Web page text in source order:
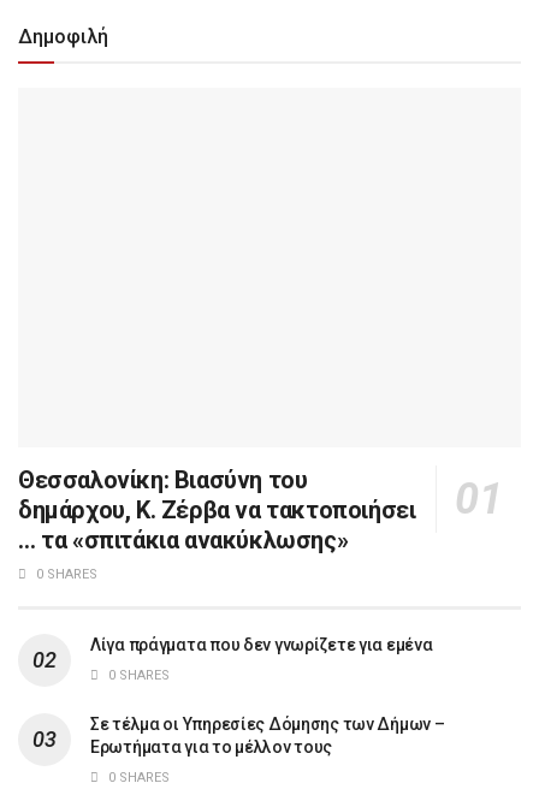
Δημοφιλή
Θεσσαλονίκη: Βιασύνη του
δημάρχου, Κ. Ζέρβα να τακτοποιήσει
… τα «σπιτάκια ανακύκλωσης»
0 SHARES
Λίγα πράγματα που δεν γνωρίζετε για εμένα
0 SHARES
Σε τέλμα οι Υπηρεσίες Δόμησης των Δήμων –
Ερωτήματα για το μέλλον τους
0 SHARES